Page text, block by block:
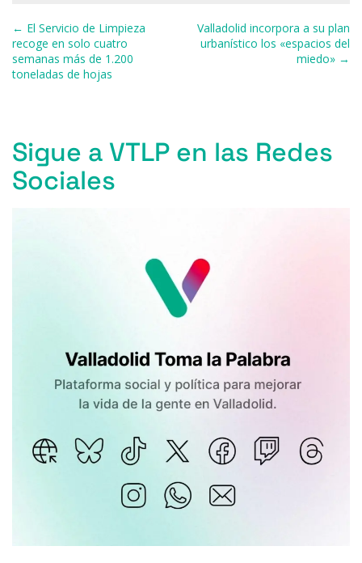
b
o
o
k
y
s
a
m
ti
Navegación de entradas
← El Servicio de Limpieza
recoge en solo cuatro
semanas más de 1.200
toneladas de hojas
Valladolid incorpora a su plan
urbanístico los «espacios del
miedo» →
Sigue a VTLP en las Redes
Sociales